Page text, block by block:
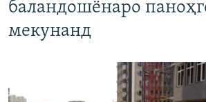
баландошёнаро
мекунанд